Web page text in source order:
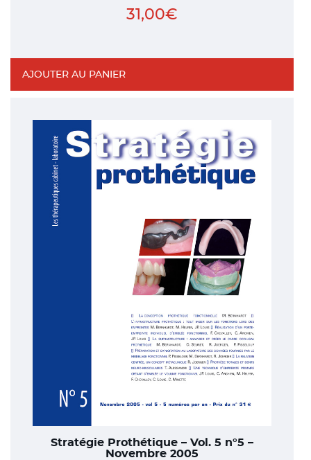
31,00€
AJOUTER AU PANIER
Stratégie Prothétique – Vol. 5 n°5 –
Novembre 2005